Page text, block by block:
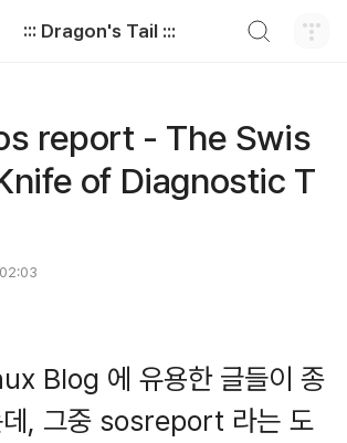
::: Dragon's Tail :::
report - The Swis
of Diagnostic T
Blog 에 유용한 글들이 종
데, 그중 sosreport 라는 도